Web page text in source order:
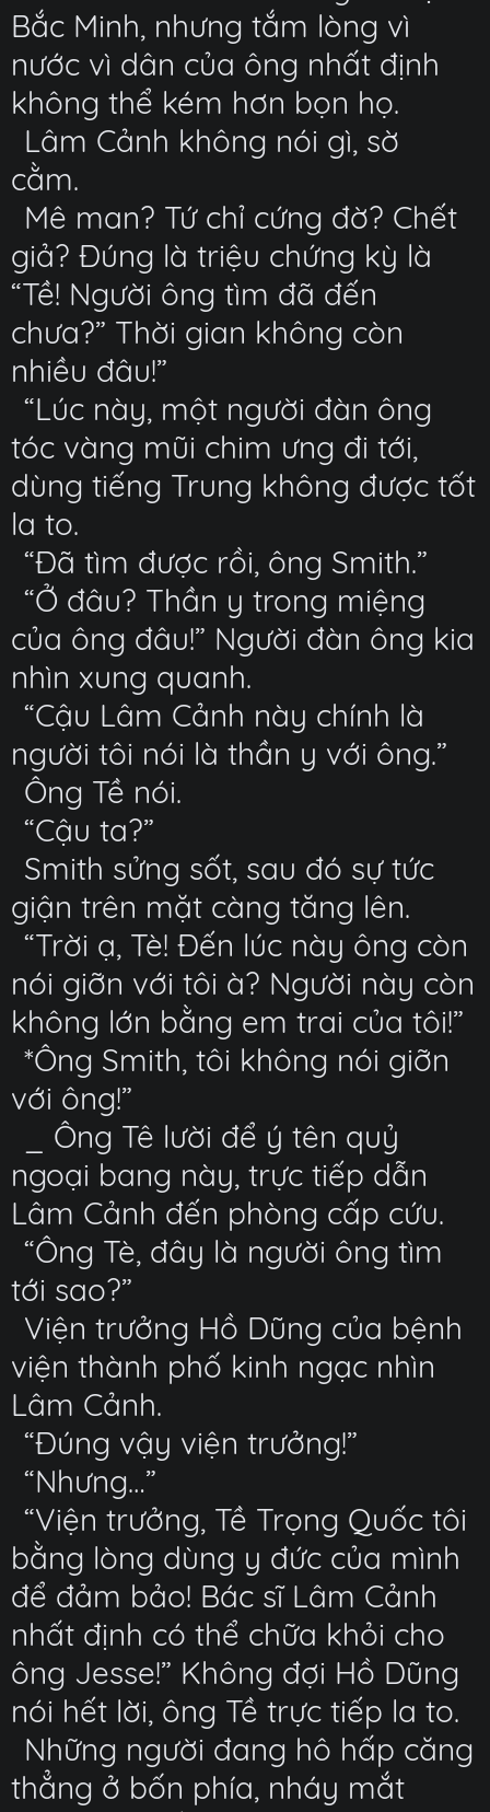
Bắc Minh, nhưng tắm lòng vì
nước vì dân của ông nhất định
không thể kém hơn bọn họ.
Lâm Cảnh không nói gì, sờ
cằm.
Mê man? Tứ chỉ cứng đờ? Chết
giả? Đúng là triệu chứng kỳ là
“Tề! Người ông tìm đã đến
chưa?” Thời gian không còn
nhiều đâu!”
“Lúc này, một người đàn ông
tóc vàng mũi chim ưng đi tới,
dùng tiếng Trung không được tốt
la to.
“Đã tìm được rồi, ông Smith.”
“Ở đâu? Thần y trong miệng
của ông đâu!” Người đàn ông kia
nhìn xung quanh.
“Cậu Lâm Cảnh này chính là
người tôi nói là thần y với ông.”
Ông Tề nói.
“Cậu ta?”
Smith sửng sốt, sau đó sự tức
giận trên mặt càng tăng lên.
“Trời ạ, Tè! Đến lúc này ông còn
nói giỡn với tôi à? Người này còn
không lớn bằng em trai của tôi!”
*Ông Smith, tôi không nói giỡn
với ông!”
_ Ông Tê lười để ý tên quỷ
ngoại bang này, trực tiếp dẫn
Lâm Cảnh đến phòng cấp cứu.
“Ông Tè, đây là người ông tìm
tới sao?”
Viện trưởng Hồ Dũng của bệnh
viện thành phố kinh ngạc nhìn
Lâm Cảnh.
“Đúng vậy viện trưởng!”
“Nhưng…”
“Viện trưởng, Tề Trọng Quốc tôi
bằng lòng dùng y đức của mình
để đảm bảo! Bác sĩ Lâm Cảnh
nhất định có thể chữa khỏi cho
ông Jesse!” Không đợi Hồ Dũng
nói hết lời, ông Tề trực tiếp la to.
Những người đang hô hấp căng
thẳng ở bốn phía, nháy mắt